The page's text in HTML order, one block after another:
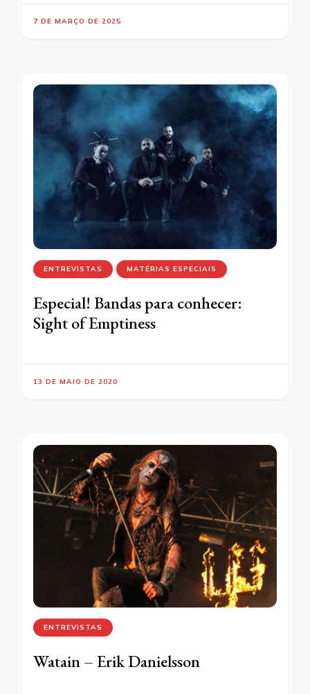
7 DE MARÇO DE 2025
ENTREVISTAS MATÉRIAS ESPECIAIS
Especial! Bandas para conhecer:
Sight of Emptiness
13 DE MAIO DE 2020
ENTREVISTAS
Watain – Erik Danielsson